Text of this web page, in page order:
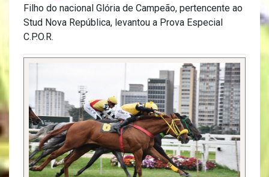
Filho do nacional Glória de Campeão, pertencente ao
Stud Nova República, levantou a Prova Especial
C.P.O.R.